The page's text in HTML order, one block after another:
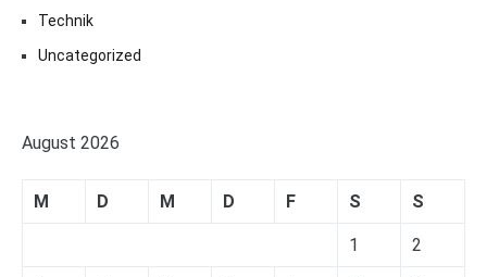
Technik
Uncategorized
August 2026
M D M D F S S
1 2